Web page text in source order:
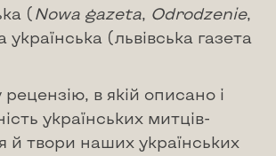
(Nowa gazeta, Odrodzenie,
українська (львівська газета
в якій описано і
українських митців-
й твори наших українських